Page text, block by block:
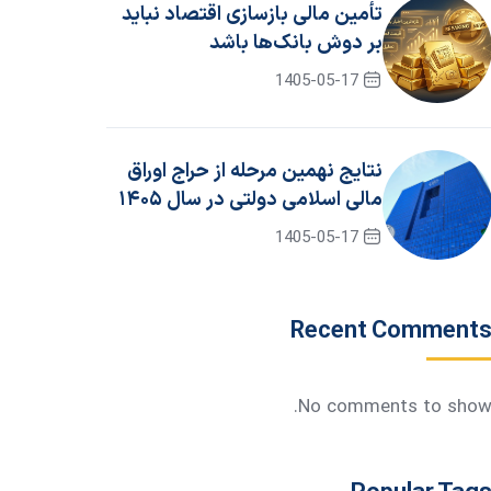
تأمین مالی بازسازی اقتصاد نباید
بر دوش بانک‌ها باشد
1405-05-17
نتایج نهمین مرحله از حراج اوراق
مالی اسلامی دولتی در سال ۱۴۰۵
/ جزئیات برگزاری حراج دهم
1405-05-17
Recent Comments
No comments to show.